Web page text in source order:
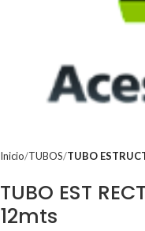
Inicio TUBOS TUBO
TUBO EST
12mts